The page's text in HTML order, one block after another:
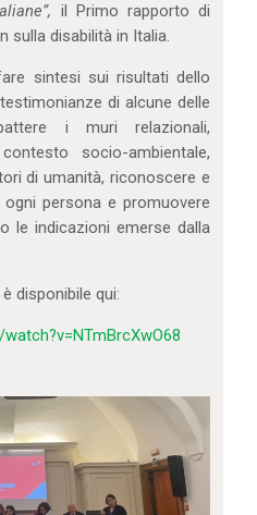
il Primo rapporto di
sulla disabilità in Italia.
sintesi sui risultati dello
di alcune delle
i muri relazionali,
socio-ambientale,
di umanità, riconoscere e
persona e promuovere
le indicazioni emerse dalla
disponibile qui: